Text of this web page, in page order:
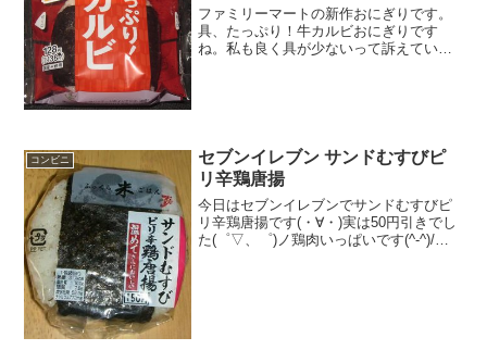
ファミリーマートの新作おにぎりです。
具、たっぷり！牛カルビおにぎりです
ね。私も良く具が少ないって訴えている
コンビニ
セブンイレブン サンドむすびピ
リ辛鶏唐揚
今日はセブンイレブンでサンドむすびピ
リ辛鶏唐揚です(・∀・)実は50円引きでし
た(゜▽、゜)ノ鶏肉いっぱいです(^-^)/食